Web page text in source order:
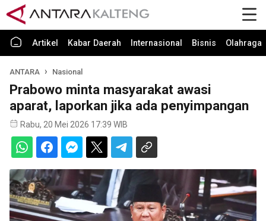
Artikel Kabar Daerah Internasional Bisnis Olahraga
ANTARA Nasional
Prabowo minta masyarakat awasi
aparat, laporkan jika ada penyimpangan
Rabu, 20 Mei 2026 17:39 WIB